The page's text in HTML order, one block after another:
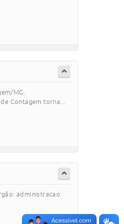
MG.
Contagem torna...
administracao